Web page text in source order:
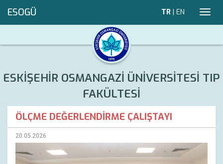
ESOGÜ TR | EN
ESKİŞEHİR OSMANGAZİ ÜNİVERSİTESİ TIP
FAKÜLTESİ
ÖLÇME DEĞERLENDİRME ÇALIŞTAYI
20.05.2026